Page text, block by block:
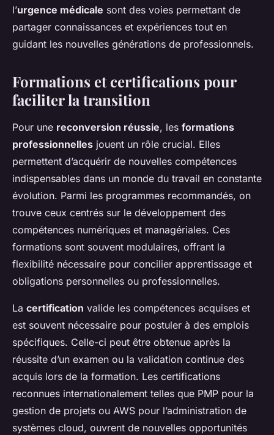
l’urgence médicale sont des voies permettant de
partager connaissances et expériences tout en
guidant les nouvelles générations de professionnels.
Formations et certifications pour
faciliter la transition
Pour une reconversion réussie, les formations
professionnelles jouent un rôle crucial. Elles
permettent d’acquérir de nouvelles compétences
indispensables dans un monde du travail en constante
évolution. Parmi les programmes recommandés, on
trouve ceux centrés sur le développement des
compétences numériques et managériales. Ces
formations sont souvent modulaires, offrant la
flexibilité nécessaire pour concilier apprentissage et
obligations personnelles ou professionnelles.
La certification valide les compétences acquises et
est souvent nécessaire pour postuler à des emplois
spécifiques. Celle-ci peut être obtenue après la
réussite d’un examen ou la validation continue des
acquis lors de la formation. Les certifications
reconnues internationalement telles que PMP pour la
gestion de projets ou AWS pour l’administration de
systèmes cloud, ouvrent de nouvelles opportunités